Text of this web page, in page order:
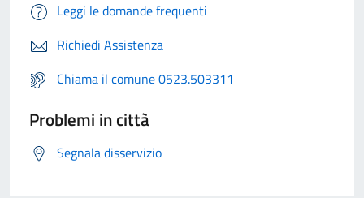
Leggi le domande frequenti
Richiedi Assistenza
Chiama il comune 0523.503311
Problemi in città
Segnala disservizio